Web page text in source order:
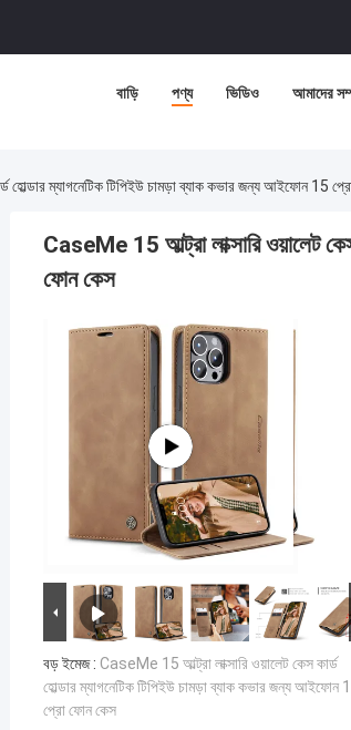
বাড়ি পণ্য ভিডিও আমাদের
হোল্ডার ম্যাগনেটিক টিপিইউ চামড়া ব্যাক কভার জন্য আইফোন 15
CaseMe 15 আল্ট্রা লাক্সারি ওয়ালেট
ফোন কেস
বড় ইমেজ : CaseMe 15 আল্ট্রা লাক্সারি ওয়ালেট কেস কার্ড
হোল্ডার ম্যাগনেটিক টিপিইউ চামড়া ব্যাক কভার জন্য আইফোন
প্রো ফোন কেস